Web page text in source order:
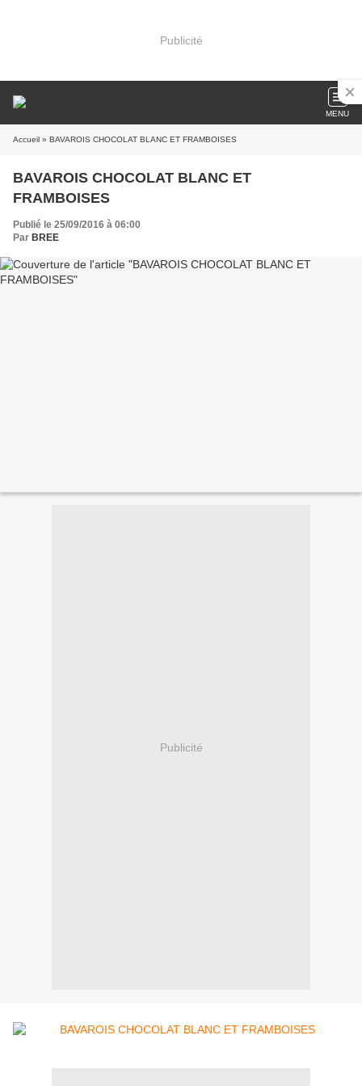
Publicité
MENU
Accueil » BAVAROIS CHOCOLAT BLANC ET FRAMBOISES
BAVAROIS CHOCOLAT BLANC ET
FRAMBOISES
Publié le 25/09/2016 à 06:00
Par BREE
Publicité